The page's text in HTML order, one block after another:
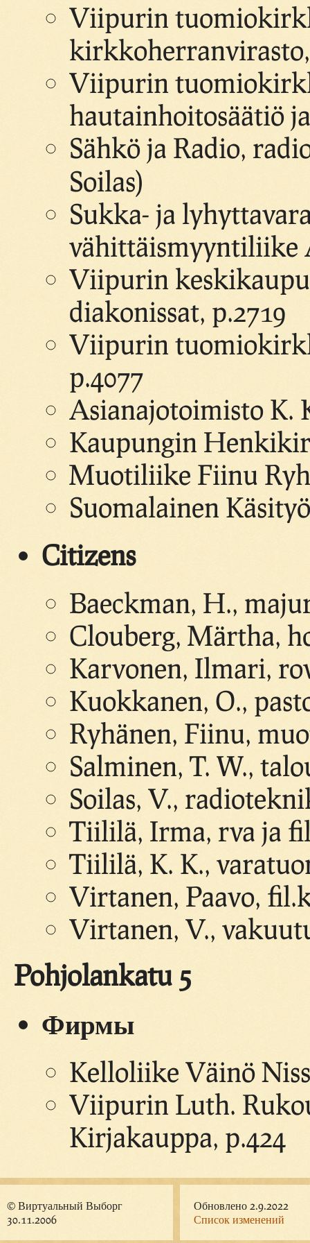
Viipurin
kirkkoherranvirasto,
Viipurin
hautainhoitosäätiö
Sähkö ja Radio,
Soilas)
Sukka- ja
vähittäismyyntiliike
Viipurin
diakonissat, p.2719
Viipurin
p.4077
Asianajotoimisto K.
Kaupungin
Muotiliike Fiinu
Suomalainen
Citizens
Baeckman, H.,
Clouberg, Märtha,
Karvonen, Ilmari,
Kuokkanen, O.,
Ryhänen, Fiinu,
Salminen, T. W.,
Soilas, V.,
Tiililä, Irma, rva ja
Tiililä, K. K.,
Virtanen, Paavo,
Virtanen, V.,
Pohjolankatu 5
Фирмы
Kelloliike Väinö
Viipurin Luth.
Kirjakauppa, p.424
© Виртуальный Выборг
30.11.2006
Обновлено 2.9.2022
Список изменений